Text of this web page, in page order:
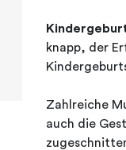
knapp, der
Zahlreiche
auch die